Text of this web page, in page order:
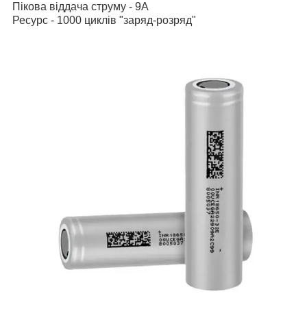
Пікова віддача струму - 9А
Ресурс - 1000 циклів "заряд-розряд"